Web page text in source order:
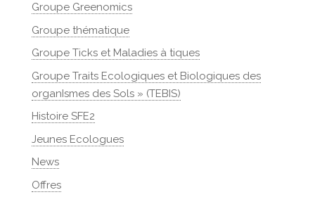
Groupe Greenomics
Groupe thématique
Groupe Ticks et Maladies à tiques
Groupe Traits Ecologiques et Biologiques des
organIsmes des Sols » (TEBIS)
Histoire SFE2
Jeunes Ecologues
News
Offres